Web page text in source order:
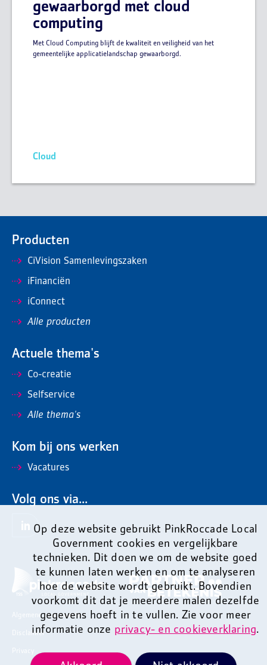
gewaarborgd met cloud
computing
Met Cloud Computing blijft de kwaliteit en veiligheid van het
gemeentelijke applicatielandschap gewaarborgd.
Cloud
Op deze website gebruikt PinkRoccade Local
Government cookies en vergelijkbare
technieken. Dit doen we om de website goed
te kunnen laten werken en om te analyseren
hoe de website wordt gebruikt. Bovendien
voorkomt dit dat je meerdere malen dezelfde
gegevens hoeft in te vullen. Zie voor meer
informatie onze privacy- en cookieverklaring.
Producten
CiVision Samenlevingszaken
iFinanciën
iConnect
Alle producten
Actuele thema's
Co-creatie
Selfservice
Alle thema's
Kom bij ons werken
Vacatures
Volg ons via...
Algemene voorwaarden
Disclaimer
Privacy